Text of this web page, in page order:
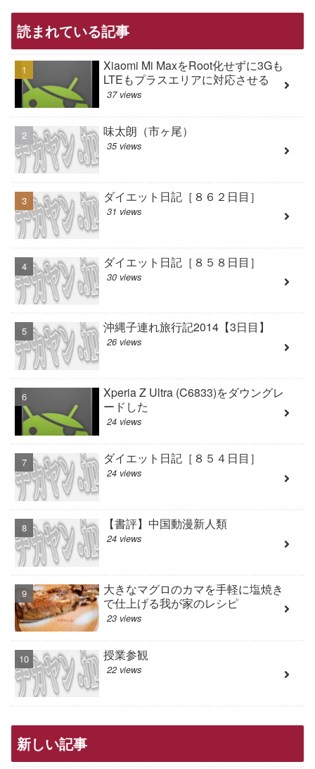
読まれている記事
Xiaomi Mi MaxをRoot化せずに3Gも
LTEもプラスエリアに対応させる
37 views
味太朗（市ヶ尾）
35 views
ダイエット日記［８６２日目］
31 views
ダイエット日記［８５８日目］
30 views
沖縄子連れ旅行記2014【3日目】
26 views
Xperia Z Ultra (C6833)をダウングレ
ードした
24 views
ダイエット日記［８５４日目］
24 views
【書評】中国動漫新人類
24 views
大きなマグロのカマを手軽に塩焼き
で仕上げる我が家のレシピ
23 views
授業参観
22 views
新しい記事